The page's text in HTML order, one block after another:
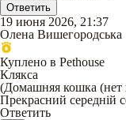
Ответить
19 июня 2026, 21:37
Олена Вишегородська
Куплено в Pethouse
Клякса
(Домашняя кошка (нет
Прекрасний середній
Ответить